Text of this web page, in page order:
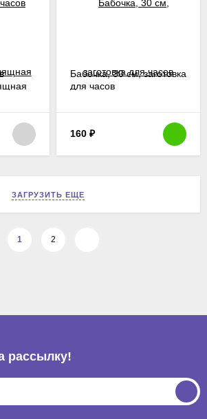
Бабочка, 30 см, заготовка
для часов
160 ₽
ЗАГРУЗИТЬ ЕЩЕ
1 2
рассылкy!